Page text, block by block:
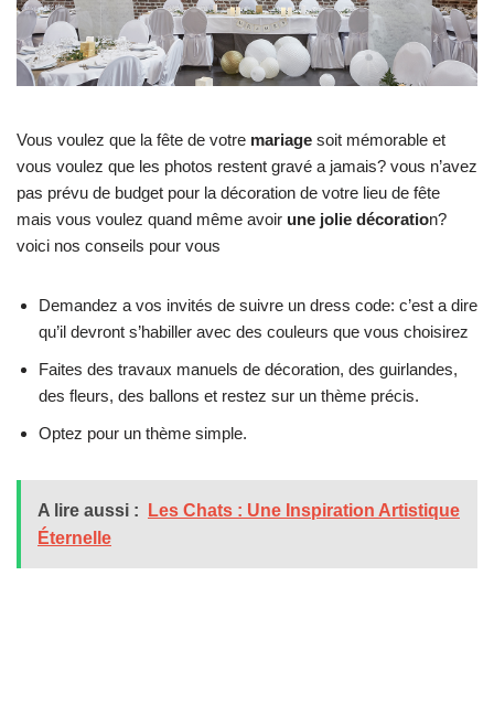
Vous voulez que la fête de votre mariage soit mémorable et
vous voulez que les photos restent gravé a jamais? vous n’avez
pas prévu de budget pour la décoration de votre lieu de fête
mais vous voulez quand même avoir une jolie décoration?
voici nos conseils pour vous
Demandez a vos invités de suivre un dress code: c’est a dire
qu’il devront s’habiller avec des couleurs que vous choisirez
Faites des travaux manuels de décoration, des guirlandes,
des fleurs, des ballons et restez sur un thème précis.
Optez pour un thème simple.
A lire aussi :
Les Chats : Une Inspiration Artistique
Éternelle